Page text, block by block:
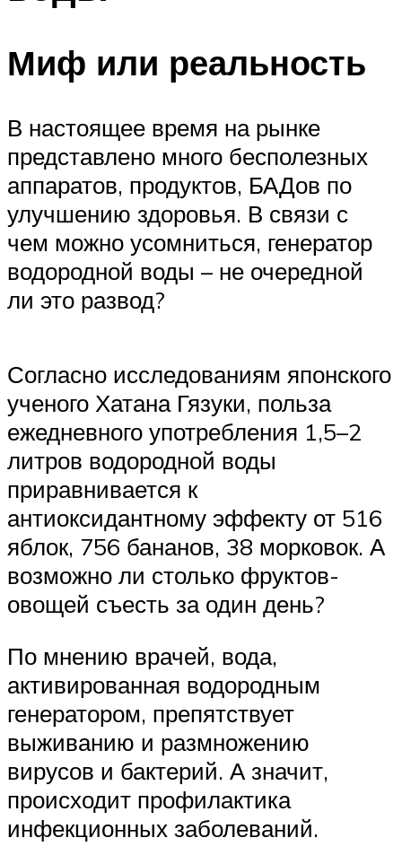
Миф или реальность
В настоящее время на рынке
представлено много бесполезных
аппаратов, продуктов, БАДов по
улучшению здоровья. В связи с
чем можно усомниться, генератор
водородной воды – не очередной
ли это развод?
Согласно исследованиям японского
ученого Хатана Гязуки, польза
ежедневного употребления 1,5–2
литров водородной воды
приравнивается к
антиоксидантному эффекту от 516
яблок, 756 бананов, 38 морковок. А
возможно ли столько фруктов-
овощей съесть за один день?
По мнению врачей, вода,
активированная водородным
генератором, препятствует
выживанию и размножению
вирусов и бактерий. А значит,
происходит профилактика
инфекционных заболеваний.